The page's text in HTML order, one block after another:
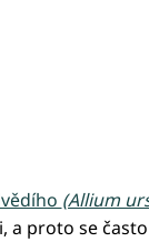
(Allium
a proto se